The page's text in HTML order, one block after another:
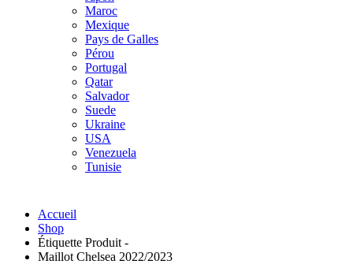
Maroc
Mexique
Pays de Galles
Pérou
Portugal
Qatar
Salvador
Suede
Ukraine
USA
Venezuela
Tunisie
Accueil
Shop
Étiquette Produit -
Maillot Chelsea 2022/2023